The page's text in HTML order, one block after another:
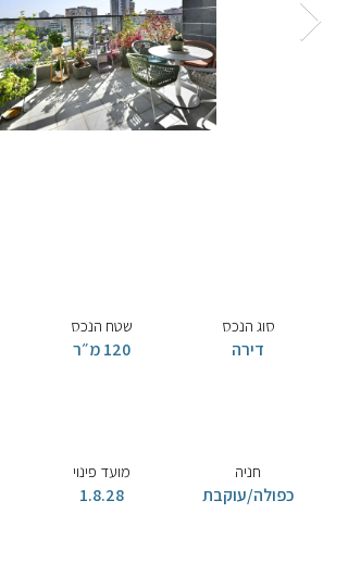
שטח הנכס סוג הנכס
120 מ״ר דירה
מועד פינוי חניה
1.8.28 כפולה/עוקבת